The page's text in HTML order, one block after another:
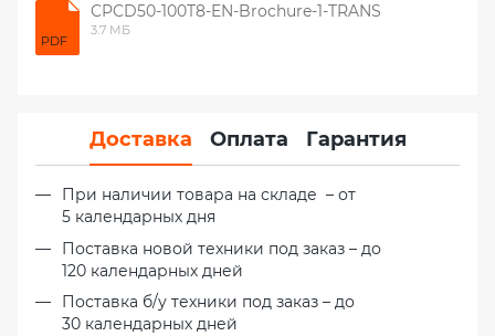
PDF
CPCD50-100T8-EN-Brochure-1-TRANS
3.7 МБ
Доставка Оплата Гарантия
При наличии товара на складе – от
5 календарных дня
Поставка новой техники под заказ – до
120 календарных дней
Поставка б/у техники под заказ – до
30 календарных дней